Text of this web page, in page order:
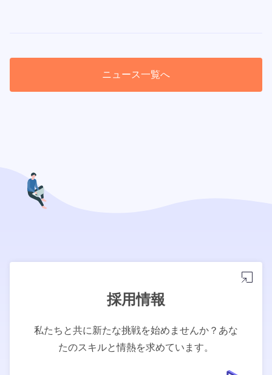
ニュース一覧へ
採用情報
私たちと共に新たな挑戦を始めませんか？あな
たのスキルと情熱を求めています。